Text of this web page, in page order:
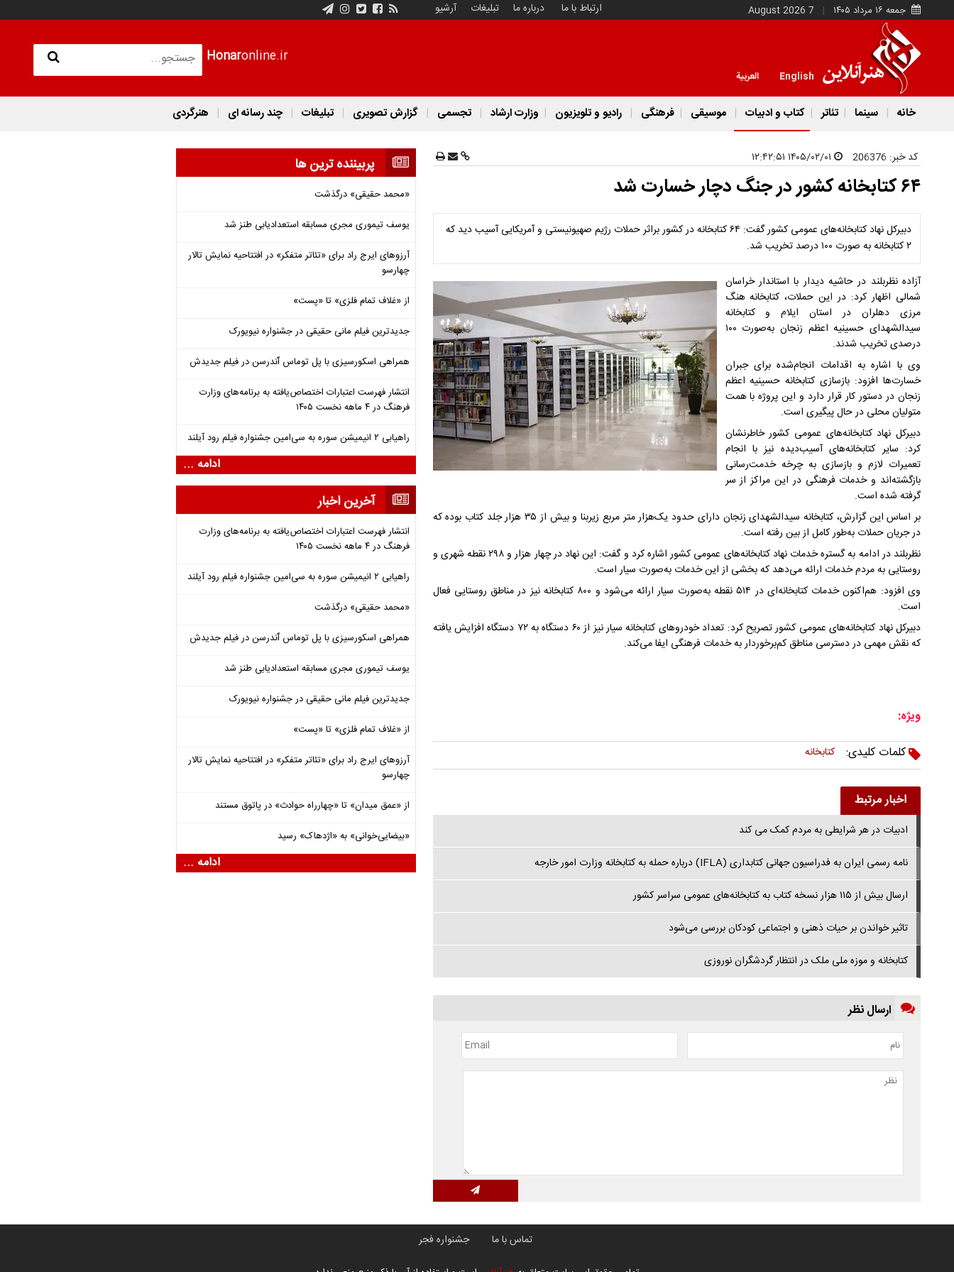
جمعه ۱۶ مرداد ۱۴۰۵ 7 August 2026 ارتباط با ما درباره ما تبلیغات آرشیو
Honaronline.ir
English العربية
خانه سینما تئاتر کتاب و ادبیات موسیقی فرهنگی رادیو و تلویزیون وزارت ارشاد تجسمی گزارش تصویری تبلیغات چند رسانه ای هنرگردی
کد خبر: 206376
۶۴ کتابخانه کشور در جنگ دچار خسارت شد
دبیرکل نهاد کتابخانه‌های عمومی کشور گفت: ۶۴ کتابخانه در کشور براثر حملات رژیم صهیونیستی و آمریکایی آسیب دید که
۲ کتابخانه به صورت ۱۰۰ درصد تخریب شد.
آزاده نظربلند در حاشیه دیدار با استاندار خراسان
شمالی اظهار کرد: در این حملات، کتابخانه هنگ
مرزی دهلران در استان ایلام و کتابخانه
سیدالشهدای حسینیه اعظم زنجان به‌صورت ۱۰۰
درصدی تخریب شدند.
وی با اشاره به اقدامات انجام‌شده برای جبران
خسارت‌ها افزود: بازسازی کتابخانه حسینیه اعظم
زنجان در دستور کار قرار دارد و این پروژه با همت
متولیان محلی در حال پیگیری است.
دبیرکل نهاد کتابخانه‌های عمومی کشور خاطرنشان
کرد: سایر کتابخانه‌های آسیب‌دیده نیز با انجام
تعمیرات لازم و بازسازی به چرخه خدمت‌رسانی
بازگشته‌اند و خدمات فرهنگی در این مراکز از سر
گرفته شده است.
بر اساس این گزارش، کتابخانه سیدالشهدای زنجان دارای حدود یک‌هزار متر مربع زیربنا و بیش از ۳۵ هزار جلد کتاب بوده که
در جریان حملات به‌طور کامل از بین رفته است.
نظربلند در ادامه به گستره خدمات نهاد کتابخانه‌های عمومی کشور اشاره کرد و گفت: این نهاد در چهار هزار و ۲۹۸ نقطه شهری و
روستایی به مردم خدمات ارائه می‌دهد که بخشی از این خدمات به‌صورت سیار است.
وی افزود: هم‌اکنون خدمات کتابخانه‌ای در ۵۱۴ نقطه به‌صورت سیار ارائه می‌شود و ۸۰۰ کتابخانه نیز در مناطق روستایی فعال
است.
دبیرکل نهاد کتابخانه‌های عمومی کشور تصریح کرد: تعداد خودروهای کتابخانه سیار نیز از ۶۰ دستگاه به ۷۲ دستگاه افزایش یافته
که نقش مهمی در دسترسی مناطق کم‌برخوردار به خدمات فرهنگی ایفا می‌کند.
ویژه:
کلمات کلیدی:
کتابخانه
اخبار مرتبط
ادبیات در هر شرایطی به مردم کمک می کند
نامه رسمی ایران به فدراسیون جهانی کتابداری (IFLA) درباره حمله به کتابخانه وزارت امور خارجه
ارسال بیش از ۱۱۵ هزار نسخه کتاب به کتابخانه‌های عمومی سراسر کشور
تاثیر خواندن بر حیات ذهنی و اجتماعی کودکان بررسی می‌شود
کتابخانه و موزه ملی ملک در انتظار گردشگران نوروزی
ارسال نظر
پربیننده ترین ها
«محمد حقیقی» درگذشت
یوسف تیموری مجری مسابقه استعدادیابی طنز شد
آرزوهای ایرج راد برای «تئاتر متفکر» در افتتاحیه نمایش تالار
چهارسو
از «غلاف تمام فلزی» تا «پست»
جدیدترین فیلم مانی حقیقی در جشنواره نیویورک
همراهی اسکورسیزی با پل توماس ٱندرسن در فیلم جدیدش
انتشار فهرست اعتبارات اختصاص‌یافته به برنامه‌های وزارت
فرهنگ در ۴ ماهه نخست ۱۴۰۵
راهیابی ۲ انیمیشن سوره به سی‌امین جشنواره فیلم رود آیلند
ادامه ...
آخرین اخبار
انتشار فهرست اعتبارات اختصاص‌یافته به برنامه‌های وزارت
فرهنگ در ۴ ماهه نخست ۱۴۰۵
راهیابی ۲ انیمیشن سوره به سی‌امین جشنواره فیلم رود آیلند
«محمد حقیقی» درگذشت
همراهی اسکورسیزی با پل توماس ٱندرسن در فیلم جدیدش
یوسف تیموری مجری مسابقه استعدادیابی طنز شد
جدیدترین فیلم مانی حقیقی در جشنواره نیویورک
از «غلاف تمام فلزی» تا «پست»
آرزوهای ایرج راد برای «تئاتر متفکر» در افتتاحیه نمایش تالار
چهارسو
از «عمق میدان» تا «چهارراه حوادث» در پاتوق مستند
«بیضایی‌خوانی» به «اژدهاک» رسید
ادامه ...
تماس با ما جشنواره فجر